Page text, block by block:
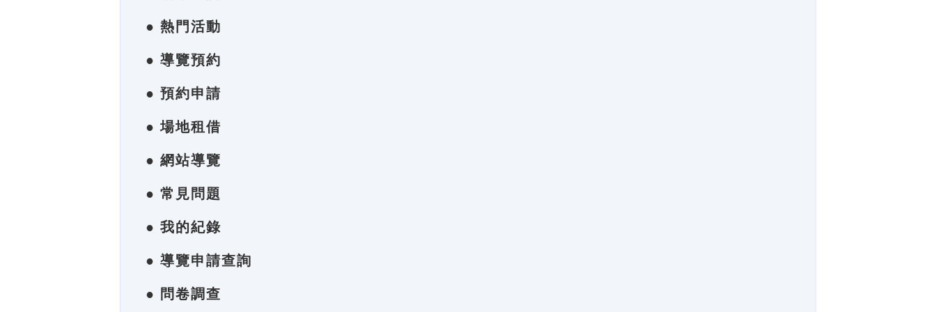
● 熱門活動
● 導覽預約
● 預約申請
● 場地租借
● 網站導覽
● 常見問題
● 我的紀錄
● 導覽申請查詢
● 問卷調查